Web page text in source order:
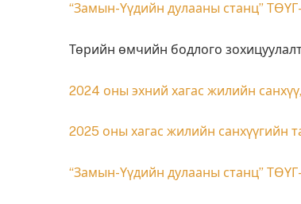
“Замын-Үүдийн дулааны станц”
Төрийн өмчийн бодлого
2024 оны эхний хагас жилийн
2025 оны хагас жилийн санхүүгийн
“Замын-Үүдийн дулааны станц”